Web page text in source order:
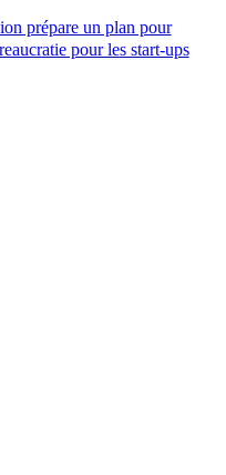
prépare un plan pour
pour les start-ups